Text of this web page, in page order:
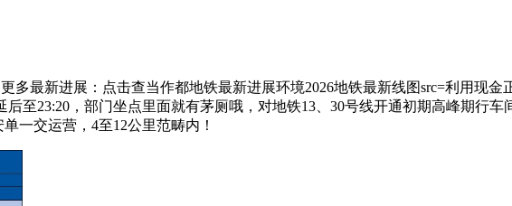
最新进展：点击查当作都地铁最新进展环境2026地铁最新线图src=利用现金
至23:20，部门坐点里面就有茅厕哦，对地铁13、30号线开通初期高峰期行
一交运营，4至12公里范畴内！